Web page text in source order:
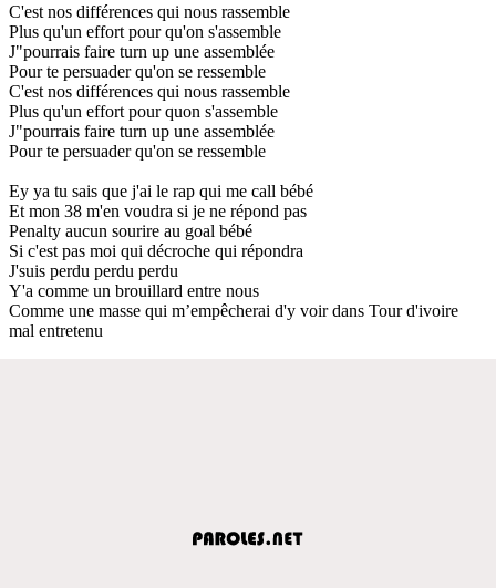
C'est nos différences qui nous rassemble
Plus qu'un effort pour qu'on s'assemble
J"pourrais faire turn up une assemblée
Pour te persuader qu'on se ressemble
C'est nos différences qui nous rassemble
Plus qu'un effort pour quon s'assemble
J"pourrais faire turn up une assemblée
Pour te persuader qu'on se ressemble
Ey ya tu sais que j'ai le rap qui me call bébé
Et mon 38 m'en voudra si je ne répond pas
Penalty aucun sourire au goal bébé
Si c'est pas moi qui décroche qui répondra
J'suis perdu perdu perdu
Y'a comme un brouillard entre nous
Comme une masse qui m’empêcherai d'y voir dans Tour d'ivoire
mal entretenu